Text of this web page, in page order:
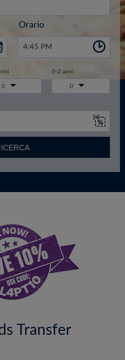
Orario
4:45 PM
0-2 anni
0 0
Transfer